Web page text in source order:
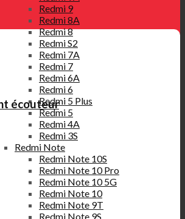
Redmi 9
Redmi 8A
Redmi 8
Redmi S2
Redmi 7A
Redmi 7
Redmi 6A
Redmi 6
Redmi 5 Plus
Redmi 5
Redmi 4A
Redmi 3S
Redmi Note
Redmi Note 10S
Redmi Note 10 Pro
Redmi Note 10 5G
Redmi Note 10
Redmi Note 9T
Redmi Note 9S
écouteur